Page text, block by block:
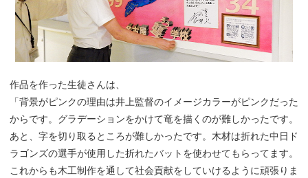
作品を作った生徒さんは、
「背景がピンクの理由は井上監督のイメージカラーがピンクだった
からです。グラデーションをかけて竜を描くのが難しかったです。
あと、字を切り取るところが難しかったです。木材は折れた中日ド
ラゴンズの選手が使用した折れたバットを使わせてもらってます。
これからも木工制作を通して社会貢献をしていけるように頑張りま